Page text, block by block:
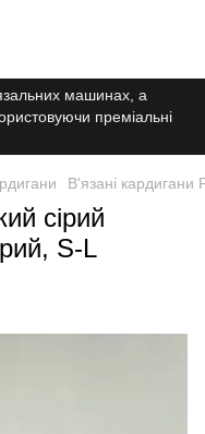
машинах, а
преміальні
В'язані
сірий
S-L